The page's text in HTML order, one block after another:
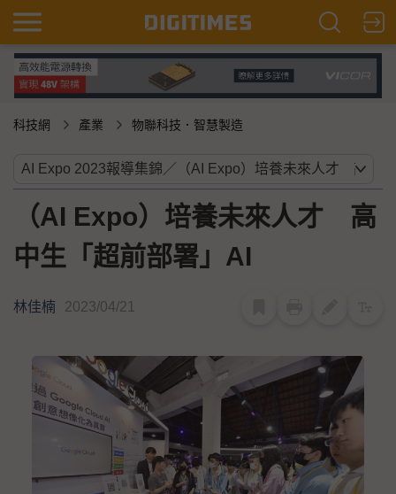
科技網 產業 物聯科技．智慧製造
（AI Expo）培養未來人才 高
中生「超前部署」AI
林佳楠 2023/04/21